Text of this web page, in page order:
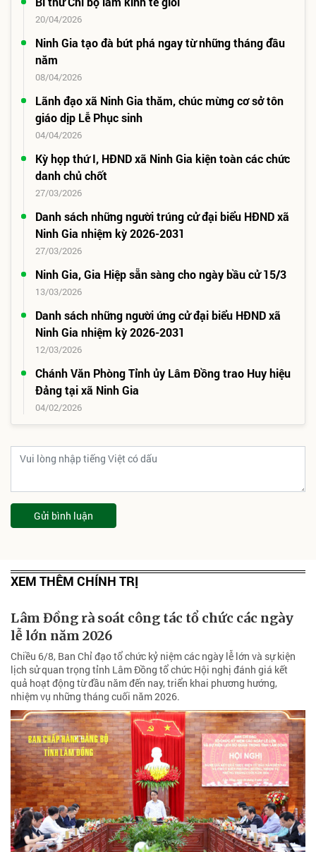
20/04/2026
Ninh Gia tạo đà bứt phá ngay từ những tháng đầu
năm
08/04/2026
Lãnh đạo xã Ninh Gia thăm, chúc mừng cơ sở tôn
giáo dịp Lễ Phục sinh
04/04/2026
Kỳ họp thứ I, HĐND xã Ninh Gia kiện toàn các chức
danh chủ chốt
27/03/2026
Danh sách những người trúng cử đại biểu HĐND xã
Ninh Gia nhiệm kỳ 2026-2031
27/03/2026
Ninh Gia, Gia Hiệp sẵn sàng cho ngày bầu cử 15/3
13/03/2026
Danh sách những người ứng cử đại biểu HĐND xã
Ninh Gia nhiệm kỳ 2026-2031
12/03/2026
Chánh Văn Phòng Tỉnh ủy Lâm Đồng trao Huy hiệu
Đảng tại xã Ninh Gia
04/02/2026
Gửi bình luận
XEM THÊM CHÍNH TRỊ
Lâm Đồng rà soát công tác tổ chức các ngày
lễ lớn năm 2026
Chiều 6/8, Ban Chỉ đạo tổ chức kỷ niệm các ngày lễ lớn và sự kiện
lịch sử quan trọng tỉnh Lâm Đồng tổ chức Hội nghị đánh giá kết
quả hoạt động từ đầu năm đến nay, triển khai phương hướng,
nhiệm vụ những tháng cuối năm 2026.